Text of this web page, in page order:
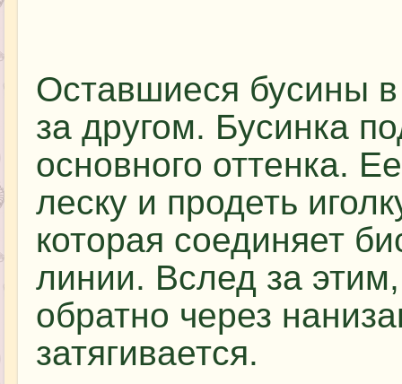
Оставшиеся бусины
за другом. Бусинка
основного оттенка.
леску и продеть
которая соединяет
линии. Вслед за
обратно через
затягивается.